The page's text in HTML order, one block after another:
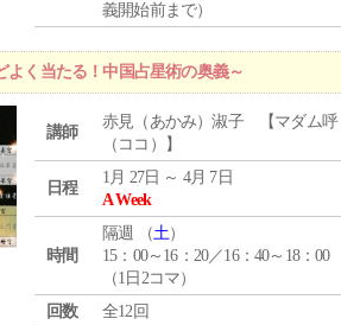
義開始前まで）
く当たる！中国占星術の奥義～
講師
赤見（あかみ）淑子 【マダム呼
（ココ）】
日程
1月 27日 ～ 4月 7日
A Week
時間
隔週 （土）
15：00～16：20／16：40～18：00
（1日2コマ）
回数
全12回